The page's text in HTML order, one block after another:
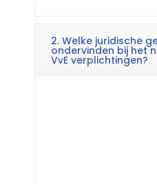
2. Welke juridische
ondervinden bij het
VvE verplichtingen?